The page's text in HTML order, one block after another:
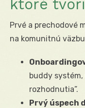
ktoré
Prvé a prechodové
na komunitnú
buddy systém,
rozhodnutia”.
Prvý úspech